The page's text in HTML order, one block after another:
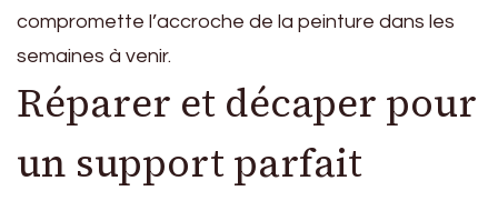
compromette l’accroche de la peinture dans les
semaines à venir.
Réparer et décaper pour
un support parfait